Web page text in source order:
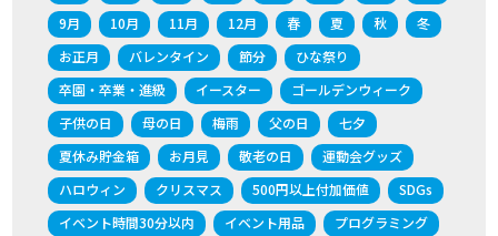
9月
10月 11月 12月 春 夏 秋
冬
お正月
バレンタイン 節分
ひな祭り
卒園・卒業・進級
イースター
ゴールデンウィーク
子供の日
母の日 梅雨 父の日
七夕
夏休み貯金箱
お月見 敬老の日
運動会グッズ
ハロウィン
クリスマス 500円以上付加価値
SDGs
イベント時間30分以内
イベント用品
プログラミング